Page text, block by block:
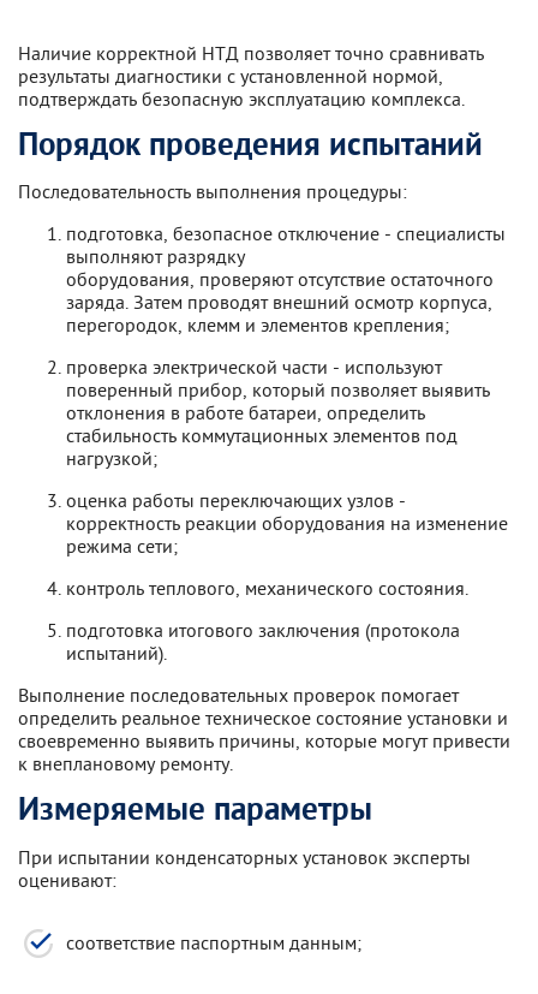
Наличие корректной НТД позволяет точно сравнивать
результаты диагностики с установленной нормой,
подтверждать безопасную эксплуатацию комплекса.
Порядок проведения испытаний
Последовательность выполнения процедуры:
подготовка, безопасное отключение - специалисты
выполняют разрядку
оборудования, проверяют отсутствие остаточного
заряда. Затем проводят внешний осмотр корпуса,
перегородок, клемм и элементов крепления;
проверка электрической части - используют
поверенный прибор, который позволяет выявить
отклонения в работе батареи, определить
стабильность коммутационных элементов под
нагрузкой;
оценка работы переключающих узлов -
корректность реакции оборудования на изменение
режима сети;
контроль теплового, механического состояния.
подготовка итогового заключения (протокола
испытаний).
Выполнение последовательных проверок помогает
определить реальное техническое состояние установки и
своевременно выявить причины, которые могут привести
к внеплановому ремонту.
Измеряемые параметры
При испытании конденсаторных установок эксперты
оценивают:
соответствие паспортным данным;